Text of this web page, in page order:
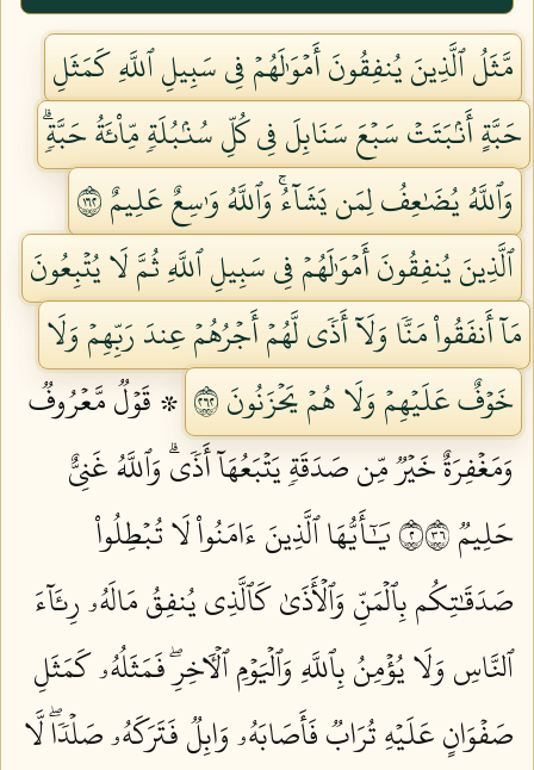
مَّثَلُ ٱلَّذِينَ يُنفِقُونَ أَمۡوَٰلَهُمۡ فِي سَبِيلِ ٱللَّهِ كَمَثَلِ
حَبَّةٍ أَنۢبَتَتۡ سَبۡعَ سَنَابِلَ فِي كُلِّ سُنۢبُلَةٖ مِّاْئَةُ حَبَّةٖۗ
وَٱللَّهُ يُضَٰعِفُ لِمَن يَشَآءُۚ وَٱللَّهُ وَٰسِعٌ عَلِيمٌ ٢٦١
ٱلَّذِينَ يُنفِقُونَ أَمۡوَٰلَهُمۡ فِي سَبِيلِ ٱللَّهِ ثُمَّ لَا يُتۡبِعُونَ
مَآ أَنفَقُواْ مَنّٗا وَلَآ أَذٗى لَّهُمۡ أَجۡرُهُمۡ عِندَ رَبِّهِمۡ وَلَا
خَوۡفٌ عَلَيۡهِمۡ وَلَا هُمۡ يَحۡزَنُونَ ٢٦٢
۞ قَوۡلٞ مَّعۡرُوفٞ
وَمَغۡفِرَةٌ خَيۡرٞ مِّن صَدَقَةٖ يَتۡبَعُهَآ أَذٗىۗ وَٱللَّهُ غَنِيٌّ
حَلِيمٞ ٢٦٣
يَٰٓأَيُّهَا ٱلَّذِينَ ءَامَنُواْ لَا تُبۡطِلُواْ
صَدَقَٰتِكُم بِٱلۡمَنِّ وَٱلۡأَذَىٰ كَٱلَّذِي يُنفِقُ مَالَهُۥ رِئَآءَ
ٱلنَّاسِ وَلَا يُؤۡمِنُ بِٱللَّهِ وَٱلۡيَوۡمِ ٱلۡأٓخِرِۖ فَمَثَلُهُۥ كَمَثَلِ
صَفۡوَانٍ عَلَيۡهِ تُرَابٞ فَأَصَابَهُۥ وَابِلٞ فَتَرَكَهُۥ صَلۡدٗاۖ لَّا